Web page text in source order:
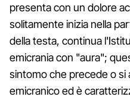
presenta con un dolore
solitamente inizia nella
della testa, continua
emicrania con "aura";
sintomo che precede o si
emicranico ed è